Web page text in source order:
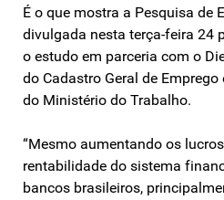
É o que mostra a Pesquisa de
divulgada nesta terça-feira 24
o estudo em parceria com o
do Cadastro Geral de Emprego
do Ministério do Trabalho.
“Mesmo aumentando os
rentabilidade do sistema
bancos brasileiros,